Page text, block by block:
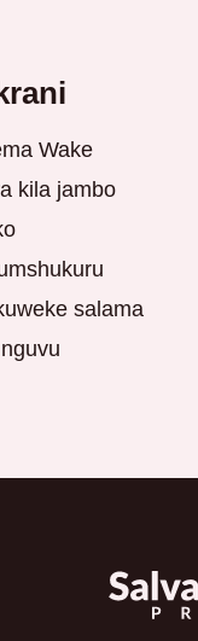
Wake
kila jambo
salama